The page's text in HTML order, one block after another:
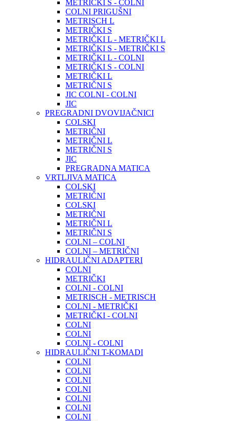
METRIČKI S - COLNI
COLNI PRIGUŠNI
METRISCH L
METRIČKI S
METRIČKI L - METRIČKI L
METRIČKI S - METRIČKI S
METRIČKI L - COLNI
METRIČKI S - COLNI
METRIČKI L
METRIČNI S
JIC COLNI - COLNI
JIC
PREGRADNI DVOVIJAČNICI
COLSKI
METRIČNI
METRIČNI L
METRIČNI S
JIC
PREGRADNA MATICA
VRTLJIVA MATICA
COLSKI
METRIČNI
COLSKI
METRIČNI
METRIČNI L
METRIČNI S
COLNI – COLNI
COLNI – METRIČNI
HIDRAULIČNI ADAPTERI
COLNI
METRIČKI
COLNI - COLNI
METRISCH - METRISCH
COLNI - METRIČKI
METRIČKI - COLNI
COLNI
COLNI
COLNI - COLNI
HIDRAULIČNI T-KOMADI
COLNI
COLNI
COLNI
COLNI
COLNI
COLNI
COLNI